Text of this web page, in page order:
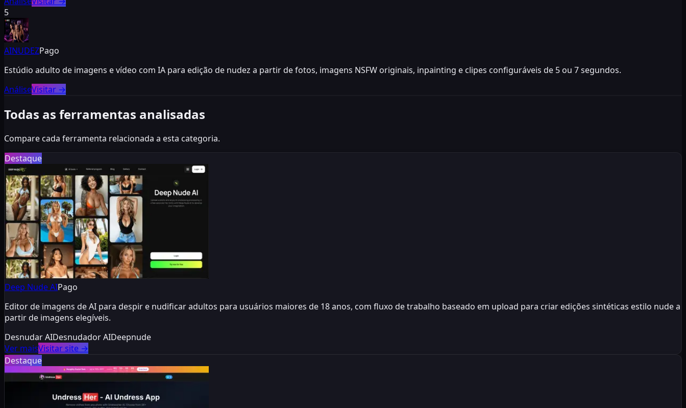
5
AINUDEZPago
Estúdio adulto de imagens e vídeo com IA para edição de nudez a partir de fotos, imagens NSFW originais, inpainting e clipes configuráveis de 5 ou 7 segundos.
AnáliseVisitar →
Todas as ferramentas analisadas
Compare cada ferramenta relacionada a esta categoria.
Destaque
Deep Nude AIPago
Editor de imagens de AI para despir e nudificar adultos para usuários maiores de 18 anos, com fluxo de trabalho baseado em upload para criar edições sintéticas estilo nude a
partir de imagens elegíveis.
Desnudar AIDesnudador AIDeepnude
Ver maisVisitar site →
Destaque